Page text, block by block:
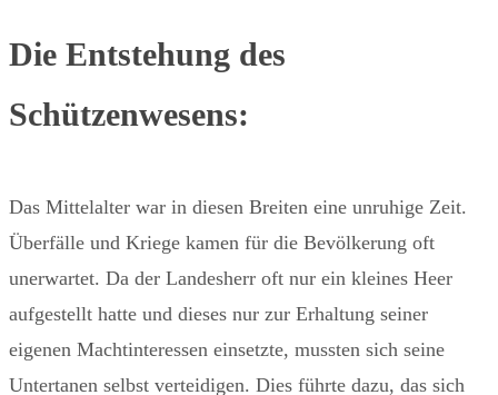
Die Entstehung des
Schützenwesens:
Das Mittelalter war in diesen Breiten eine unruhige Zeit.
Überfälle und Kriege kamen für die Bevölkerung oft
unerwartet. Da der Landesherr oft nur ein kleines Heer
aufgestellt hatte und dieses nur zur Erhaltung seiner
eigenen Machtinteressen einsetzte, mussten sich seine
Untertanen selbst verteidigen. Dies führte dazu, das sich